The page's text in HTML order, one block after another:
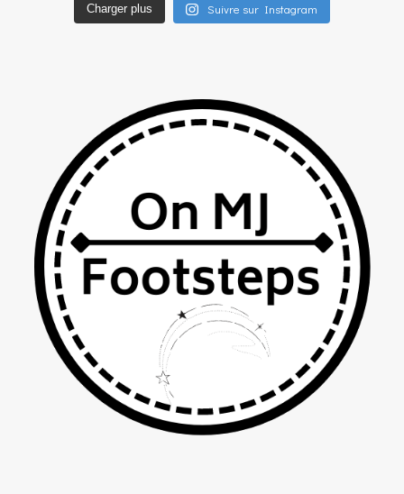
Charger plus Suivre sur Instagram